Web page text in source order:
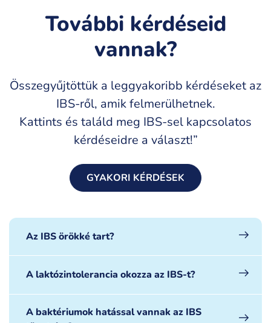
További kérdéseid
vannak?
Összegyűjtöttük a leggyakoribb kérdéseket az
IBS-ről, amik felmerülhetnek.
Kattints és találd meg IBS-sel kapcsolatos
kérdéseidre a választ!”
GYAKORI KÉRDÉSEK
Az IBS örökké tart?
A laktózintolerancia okozza az IBS-t?
A baktériumok hatással vannak az IBS